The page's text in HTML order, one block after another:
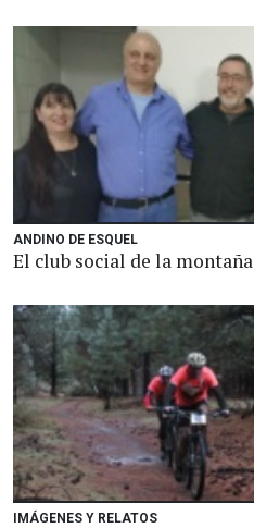
ANDINO DE ESQUEL
El club social de la montaña
IMÁGENES Y RELATOS